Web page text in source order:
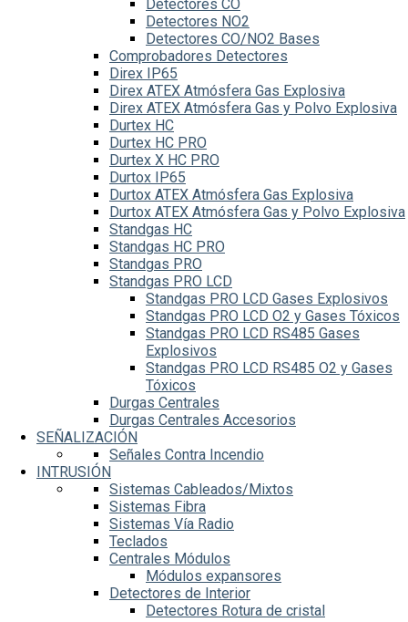
Detectores CO
Detectores NO2
Detectores CO/NO2 Bases
Comprobadores Detectores
Direx IP65
Direx ATEX Atmósfera Gas Explosiva
Direx ATEX Atmósfera Gas y Polvo Explosiva
Durtex HC
Durtex HC PRO
Durtex X HC PRO
Durtox IP65
Durtox ATEX Atmósfera Gas Explosiva
Durtox ATEX Atmósfera Gas y Polvo Explosiva
Standgas HC
Standgas HC PRO
Standgas PRO
Standgas PRO LCD
Standgas PRO LCD Gases Explosivos
Standgas PRO LCD O2 y Gases Tóxicos
Standgas PRO LCD RS485 Gases
Explosivos
Standgas PRO LCD RS485 O2 y Gases
Tóxicos
Durgas Centrales
Durgas Centrales Accesorios
SEÑALIZACIÓN
Señales Contra Incendio
INTRUSIÓN
Sistemas Cableados/Mixtos
Sistemas Fibra
Sistemas Vía Radio
Teclados
Centrales Módulos
Módulos expansores
Detectores de Interior
Detectores Rotura de cristal